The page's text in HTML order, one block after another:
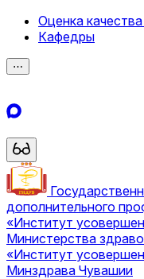
Оценка
Кафедры
⋯
дополнительного
«Институт
Министерства
«Институт
Минздрава Чувашии